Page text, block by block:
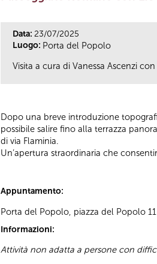
Data: 23/07/2025
Luogo: Porta del Popolo
Visita a cura di Vanessa Ascenzi
Dopo una breve introduzione
possibile salire fino alla terrazza
di via Flaminia.
Un’apertura straordinaria che
Appuntamento:
Porta del Popolo, piazza del Popolo
Informazioni:
Attività non adatta a persone con